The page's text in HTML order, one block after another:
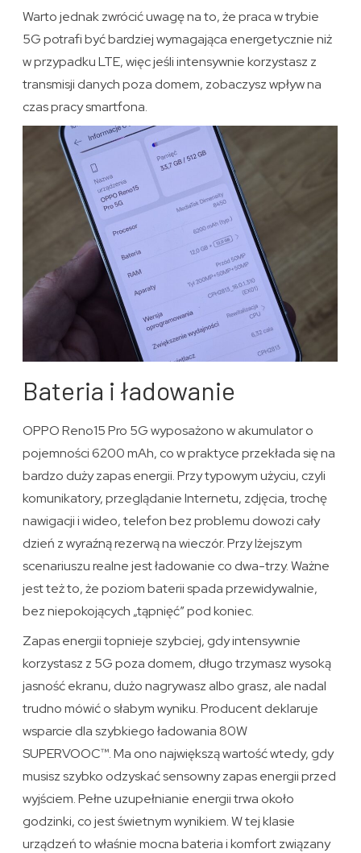
Warto jednak zwrócić uwagę na to, że praca w trybie
5G potrafi być bardziej wymagająca energetycznie niż
w przypadku LTE, więc jeśli intensywnie korzystasz z
transmisji danych poza domem, zobaczysz wpływ na
czas pracy smartfona.
Bateria i ładowanie
OPPO Reno15 Pro 5G wyposażono w akumulator o
pojemności 6200 mAh, co w praktyce przekłada się na
bardzo duży zapas energii. Przy typowym użyciu, czyli
komunikatory, przeglądanie Internetu, zdjęcia, trochę
nawigacji i wideo, telefon bez problemu dowozi cały
dzień z wyraźną rezerwą na wieczór. Przy lżejszym
scenariuszu realne jest ładowanie co dwa-trzy. Ważne
jest też to, że poziom baterii spada przewidywalnie,
bez niepokojących „tąpnięć” pod koniec.
Zapas energii topnieje szybciej, gdy intensywnie
korzystasz z 5G poza domem, długo trzymasz wysoką
jasność ekranu, dużo nagrywasz albo grasz, ale nadal
trudno mówić o słabym wyniku. Producent deklaruje
wsparcie dla szybkiego ładowania 80W
SUPERVOOC™. Ma ono największą wartość wtedy, gdy
musisz szybko odzyskać sensowny zapas energii przed
wyjściem. Pełne uzupełnianie energii trwa około
godzinki, co jest świetnym wynikiem. W tej klasie
urządzeń to właśnie mocna bateria i komfort związany